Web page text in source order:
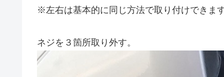
※左右は基本的に同じ方法で取り付けできま
ネジを３箇所取り外す。